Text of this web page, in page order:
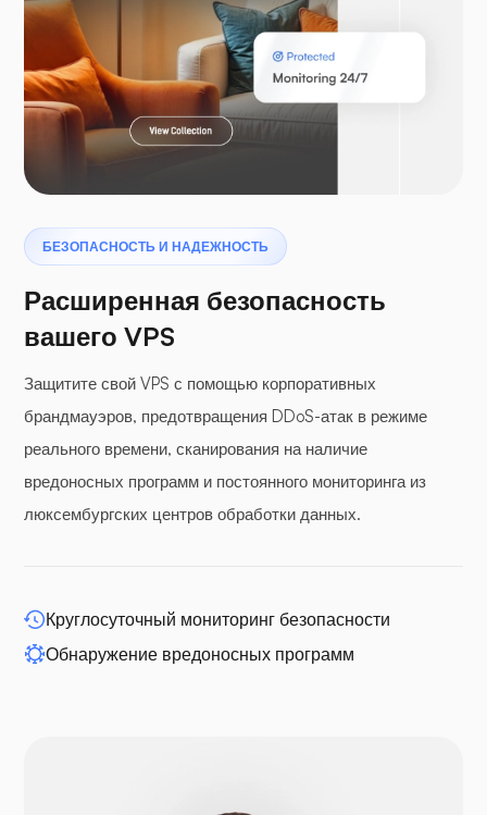
Ларавел
Птеродактиль
Буферная панель
БЕЗОПАСНОСТЬ И НАДЕЖНОСТЬ
Расширенная безопасность
вашего VPS
Защитите свой VPS с помощью корпоративных
брандмауэров, предотвращения DDoS-атак в режиме
реального времени, сканирования на наличие
вредоносных программ и постоянного мониторинга из
люксембургских центров обработки данных.
Круглосуточный мониторинг безопасности
Обнаружение вредоносных программ